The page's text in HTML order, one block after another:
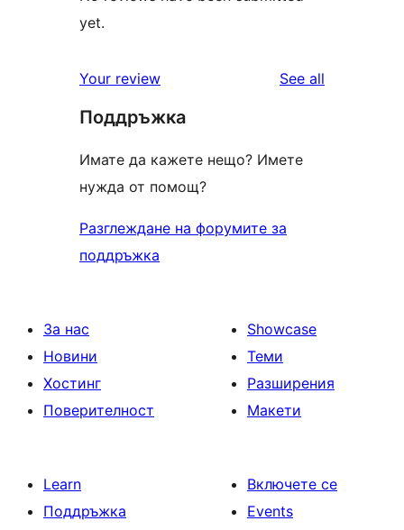
yet.
Your review See all
Поддръжка
Имате да кажете нещо? Имете
нужда от помощ?
Разглеждане на форумите за
поддръжка
За нас
Новини
Хостинг
Поверителност
Showcase
Теми
Разширения
Макети
Learn
Поддръжка
Включете се
Events